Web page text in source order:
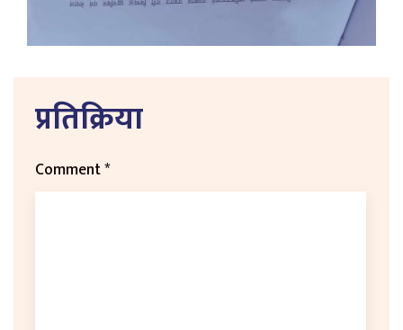
प्रतिक्रिया
Comment*